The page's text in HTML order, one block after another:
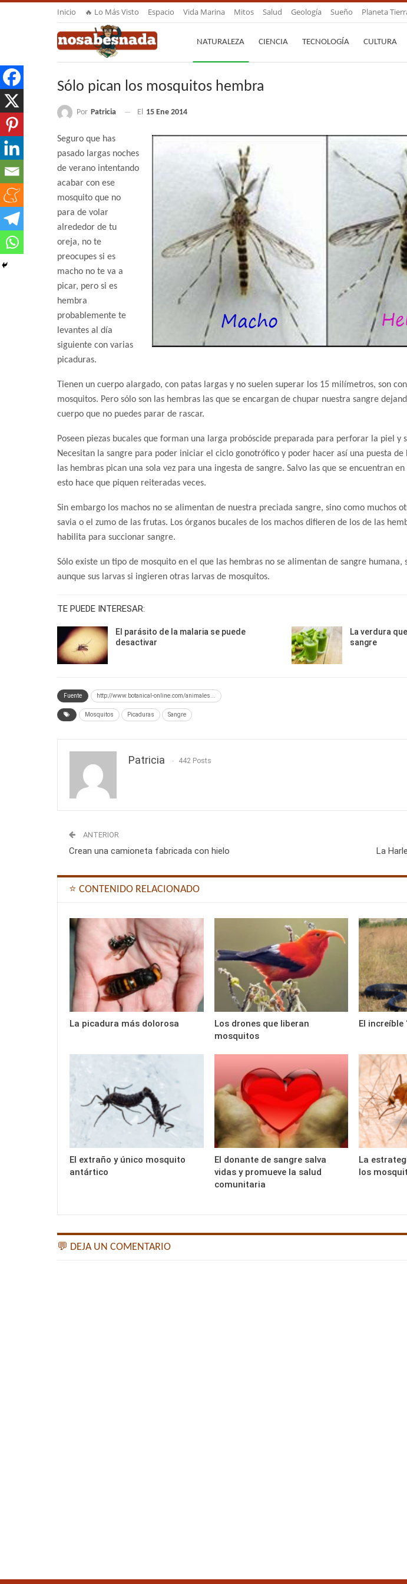
Inicio 🔥 Lo Más Visto Espacio Vida Marina Mitos Salud Geología Sueño Planeta
NATURALEZA CIENCIA TECNOLOGÍA CULTURA
Sólo pican los mosquitos hembra
Por Patricia El 15 Ene 2014
Seguro que has
pasado largas noches
de verano intentando
acabar con ese
mosquito que no
para de volar
alrededor de tu
oreja, no te
preocupes si es
macho no te va a
picar, pero si es
hembra
probablemente te
levantes al día
siguiente con varias
picaduras.
Tienen un cuerpo alargado, con patas largas y no suelen superar los 15 milímetros, son
mosquitos. Pero sólo son las hembras las que se encargan de chupar nuestra sangre
cuerpo que no puedes parar de rascar.
Poseen piezas bucales que forman una larga probóscide preparada para perforar la piel y
Necesitan la sangre para poder iniciar el ciclo gonotrófico y poder hacer así una puesta de
las hembras pican una sola vez para una ingesta de sangre. Salvo las que se encuentran
esto hace que piquen reiteradas veces.
Sin embargo los machos no se alimentan de nuestra preciada sangre, sino como muchos
savia o el zumo de las frutas. Los órganos bucales de los machos difieren de los de las
habilita para succionar sangre.
Sólo existe un tipo de mosquito en el que las hembras no se alimentan de sangre humana,
aunque sus larvas si ingieren otras larvas de mosquitos.
TE PUEDE INTERESAR:
El parásito de la malaria se puede
desactivar
La verdura
sangre
Fuente http://www.botanical-online.com/animales...
Mosquitos Picaduras Sangre
Patricia 442 Posts
ANTERIOR
Crean una camioneta fabricada con hielo La
⭐ CONTENIDO RELACIONADO
La picadura más dolorosa
Los drones que liberan
mosquitos
El increíble
El extraño y único mosquito
antártico
El donante de sangre salva
vidas y promueve la salud
comunitaria
La
los
💬 DEJA UN COMENTARIO